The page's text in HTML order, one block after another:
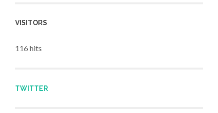
VISITORS
116 hits
TWITTER